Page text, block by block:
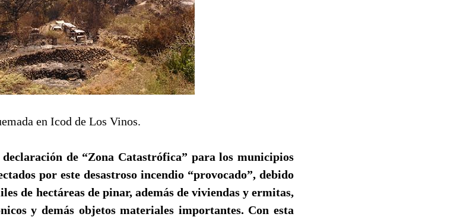
en Icod de Los Vinos.
de “Zona Catastrófica” para los municipios
por este desastroso incendio “provocado”, debido
de hectáreas de pinar, además de viviendas y ermitas,
y demás objetos materiales importantes. Con esta